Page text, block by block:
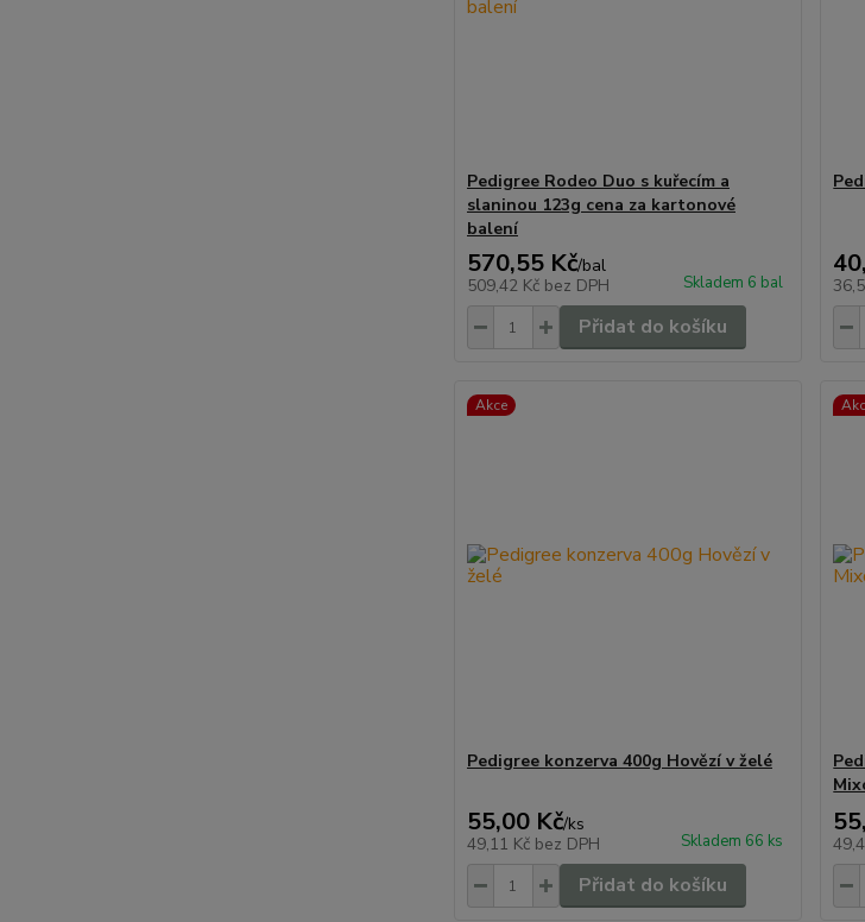
Pedigree Rodeo Duo s kuřecím a
slaninou 123g cena za kartonové
balení
570,55 Kč/bal
509,42 Kč bez DPH Skladem 6 bal
Přidat do košíku
Akce
Pedigree konzerva 400g Hovězí v želé
55,00 Kč/ks
49,11 Kč bez DPH Skladem 66 ks
Přidat do košíku